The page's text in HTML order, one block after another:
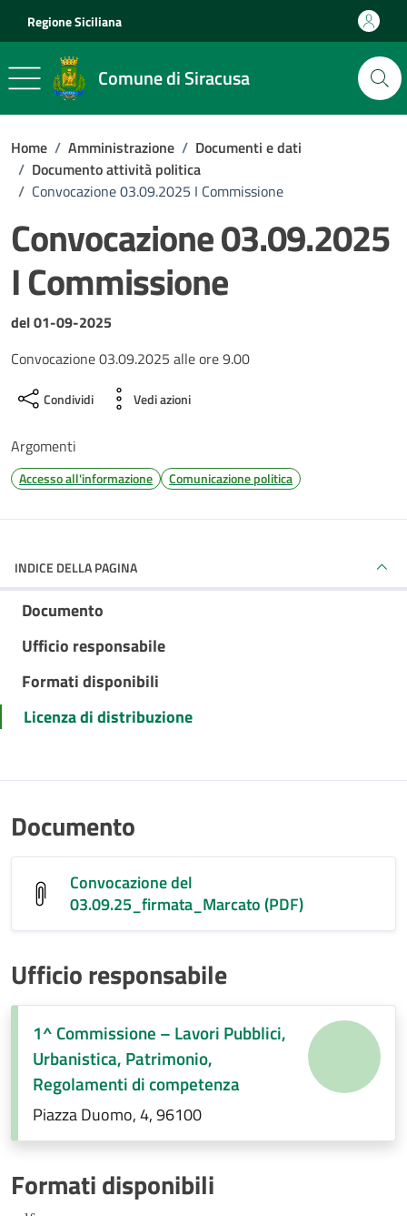
Regione Siciliana
Comune di Siracusa
Home / Amministrazione / Documenti e dati
/ Documento attività politica
/ Convocazione 03.09.2025 I Commissione
Convocazione 03.09.2025
I Commissione
Dettagli del documento
del 01-09-2025
Convocazione 03.09.2025 alle ore 9.00
Condividi Vedi azioni
Argomenti
Accesso all'informazione Comunicazione politica
INDICE DELLA PAGINA
Documento
Ufficio responsabile
Formati disponibili
Licenza di distribuzione
Documento
Convocazione del
03.09.25_firmata_Marcato (PDF)
Ufficio responsabile
1^ Commissione – Lavori Pubblici,
Urbanistica, Patrimonio,
Regolamenti di competenza
Piazza Duomo, 4, 96100
Formati disponibili